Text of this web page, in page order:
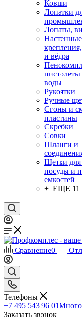
Ковши
Лопатки
Лопаты,
Настенные
и вёдра
пистолеты
воды
Рукоятки
Ручные
Сгоны и
пластины
Скребки
Совки
Шланги и
Щетки для
посуды и
емкостей
+ ЕЩЕ 11
Сравнение0
Телефоны
+7 495 543 96 01
Заказать звонок